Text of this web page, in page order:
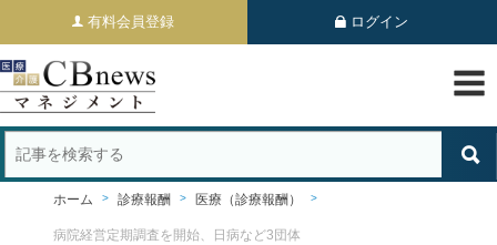
有料会員登録 ログイン
ホーム 診療報酬 医療（診療報酬）
病院経営定期調査を開始、日病など3団体